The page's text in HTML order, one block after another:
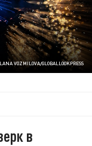
VOZMILOVA/GLOBALLOOKPRESS
в